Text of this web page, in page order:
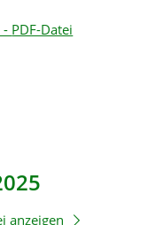
- PDF-Datei
anzeigen